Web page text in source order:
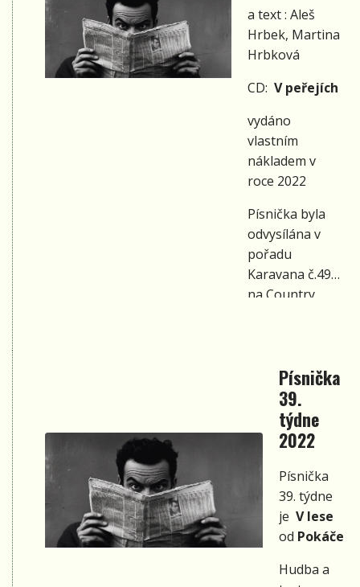
textové, tak i
hudební!
a text : Aleš
Hrbek, Martina
Hrbková
CD: V peřejích
vydáno
vlastním
nákladem v
roce 2022
Písnička byla
odvysílána v
pořadu
Karavana č.49
na Country
Písnička
39.
týdne
2022
Písnička
39. týdne
je V lese
od Pokáče
Hudba a